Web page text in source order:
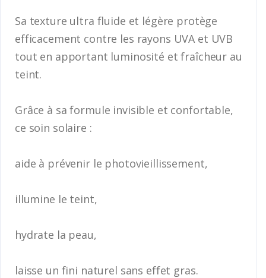
Sa texture ultra fluide et légère protège
efficacement contre les rayons UVA et UVB
tout en apportant luminosité et fraîcheur au
teint.
Grâce à sa formule invisible et confortable,
ce soin solaire :
aide à prévenir le photovieillissement,
illumine le teint,
hydrate la peau,
laisse un fini naturel sans effet gras.